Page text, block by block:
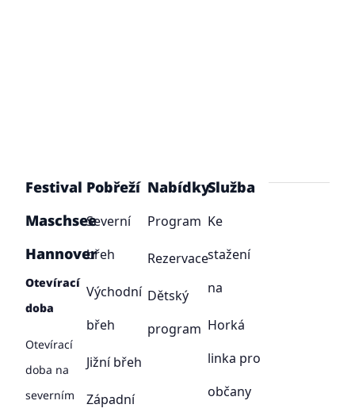
Festival
Maschsee
Hannover
Otevírací
doba
Otevírací
doba na
severním
Pobřeží
Severní
břeh
Východní
břeh
Jižní břeh
Západní
Nabídky
Program
Rezervace
Dětský
program
Služba
Ke
stažení
na
Horká
linka pro
občany